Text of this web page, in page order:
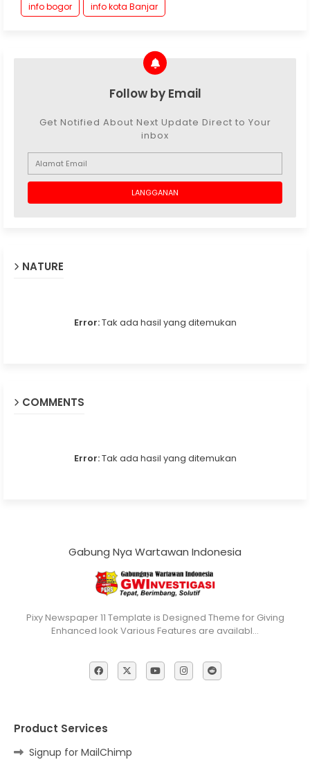
info bogor
info kota Banjar
Follow by Email
Get Notified About Next Update Direct to Your
inbox
NATURE
Error:Tak ada hasil yang ditemukan
COMMENTS
Error:Tak ada hasil yang ditemukan
Gabung Nya Wartawan Indonesia
Pixy Newspaper 11 Template is Designed Theme for Giving
Enhanced look Various Features are availabl…
Product Services
Signup for MailChimp